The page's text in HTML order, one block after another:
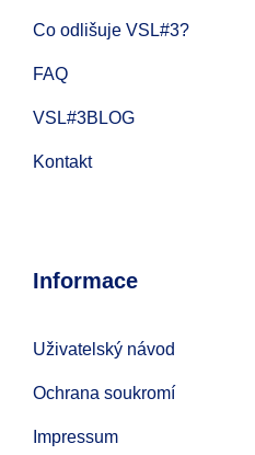
Co odlišuje VSL#3?
FAQ
VSL#3BLOG
Kontakt
Informace
Uživatelský návod
Ochrana soukromí
Impressum